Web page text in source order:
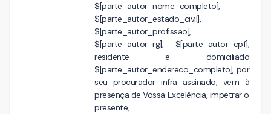
$[parte_autor_nome_completo],
$[parte_autor_estado_civil],
$[parte_autor_profissao],
$[parte_autor_rg], $[parte_autor_cpf],
residente e domiciliado
$[parte_autor_endereco_completo], por
seu procurador infra assinado, vem à
presença de Vossa Excelência, impetrar o
presente,